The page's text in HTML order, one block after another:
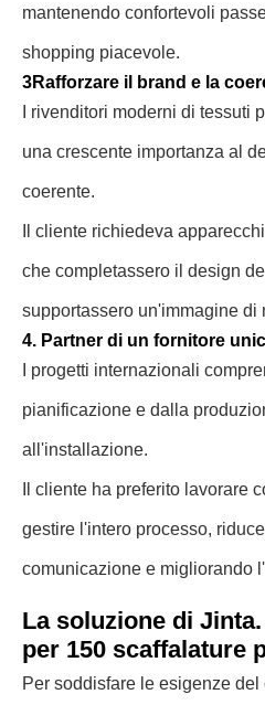
mantenendo confortevoli
shopping piacevole.
3Rafforzare il brand e la
I rivenditori moderni di tessuti
una crescente importanza al
coerente.
Il cliente richiedeva
che completassero il design
supportassero un'immagine di
4. Partner di un fornitore
I progetti internazionali
pianificazione e dalla
all'installazione.
Il cliente ha preferito lavorare
gestire l'intero processo,
comunicazione e migliorando
La soluzione di
per 150 scaffalature
Per soddisfare le esigenze